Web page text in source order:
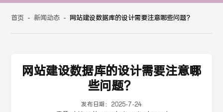
首页 - 新闻动态 - 网站建设数据库的设计需要注意哪些问题？
网站建设数据库的设计需要注意哪
些问题？
发布日期： 2025-7-24